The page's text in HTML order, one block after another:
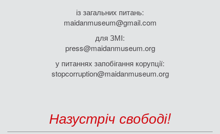
із загальних питань:
maidanmuseum@gmail.com
для ЗМІ:
press@maidanmuseum.org
у питаннях запобігання корупції:
stopcorruption@maidanmuseum.org
Назустріч свободі!